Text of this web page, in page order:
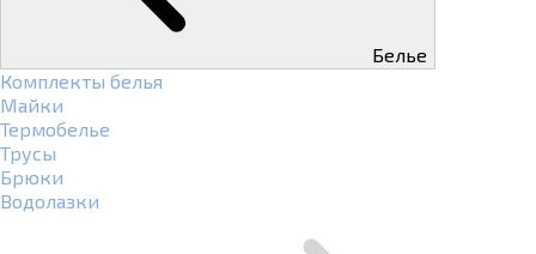
Белье
Комплекты белья
Майки
Термобелье
Трусы
Брюки
Водолазки